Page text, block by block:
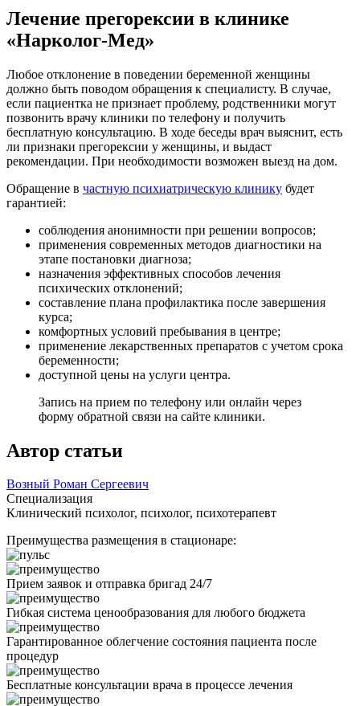
Лечение прегорексии в клинике
«Нарколог-Мед»
Любое отклонение в поведении беременной женщины
должно быть поводом обращения к специалисту. В случае,
если пациентка не признает проблему, родственники могут
позвонить врачу клиники по телефону и получить
бесплатную консультацию. В ходе беседы врач выяснит, есть
ли признаки прегорексии у женщины, и выдаст
рекомендации. При необходимости возможен выезд на дом.
Обращение в частную психиатрическую клинику будет
гарантией:
соблюдения анонимности при решении вопросов;
применения современных методов диагностики на
этапе постановки диагноза;
назначения эффективных способов лечения
психических отклонений;
составление плана профилактика после завершения
курса;
комфортных условий пребывания в центре;
применение лекарственных препаратов с учетом срока
беременности;
доступной цены на услуги центра.
Запись на прием по телефону или онлайн через
форму обратной связи на сайте клиники.
Автор статьи
Возный Роман Сергеевич
Специализация
Клинический психолог, психолог, психотерапевт
Преимущества размещения в стационаре:
Прием заявок и отправка бригад 24/7
Гибкая система ценообразования для любого бюджета
Гарантированное облегчение состояния пациента после
процедур
Бесплатные консультации врача в процессе лечения